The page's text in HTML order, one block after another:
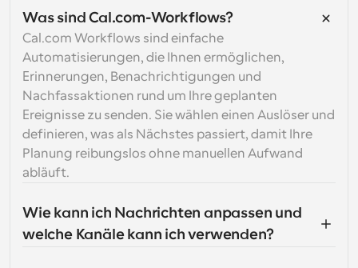
Was sind Cal.com-Workflows?
Cal.com Workflows sind einfache
Automatisierungen, die Ihnen ermöglichen,
Erinnerungen, Benachrichtigungen und
Nachfassaktionen rund um Ihre geplanten
Ereignisse zu senden. Sie wählen einen Auslöser und
definieren, was als Nächstes passiert, damit Ihre
Planung reibungslos ohne manuellen Aufwand
abläuft.
Wie kann ich Nachrichten anpassen und
welche Kanäle kann ich verwenden?